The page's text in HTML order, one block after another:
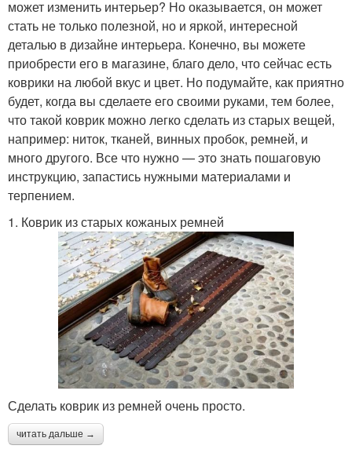
может изменить интерьер? Но оказывается, он может
стать не только полезной, но и яркой, интересной
деталью в дизайне интерьера. Конечно, вы можете
приобрести его в магазине, благо дело, что сейчас есть
коврики на любой вкус и цвет. Но подумайте, как приятно
будет, когда вы сделаете его своими руками, тем более,
что такой коврик можно легко сделать из старых вещей,
например: ниток, тканей, винных пробок, ремней, и
много другого. Все что нужно — это знать пошаговую
инструкцию, запастись нужными материалами и
терпением.
1. Коврик из старых кожаных ремней
Сделать коврик из ремней очень просто.
читать дальше →